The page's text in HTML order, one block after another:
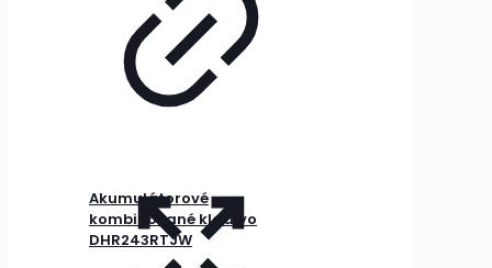
Akumulátorové
kombinované kladivo
DHR243RTJW